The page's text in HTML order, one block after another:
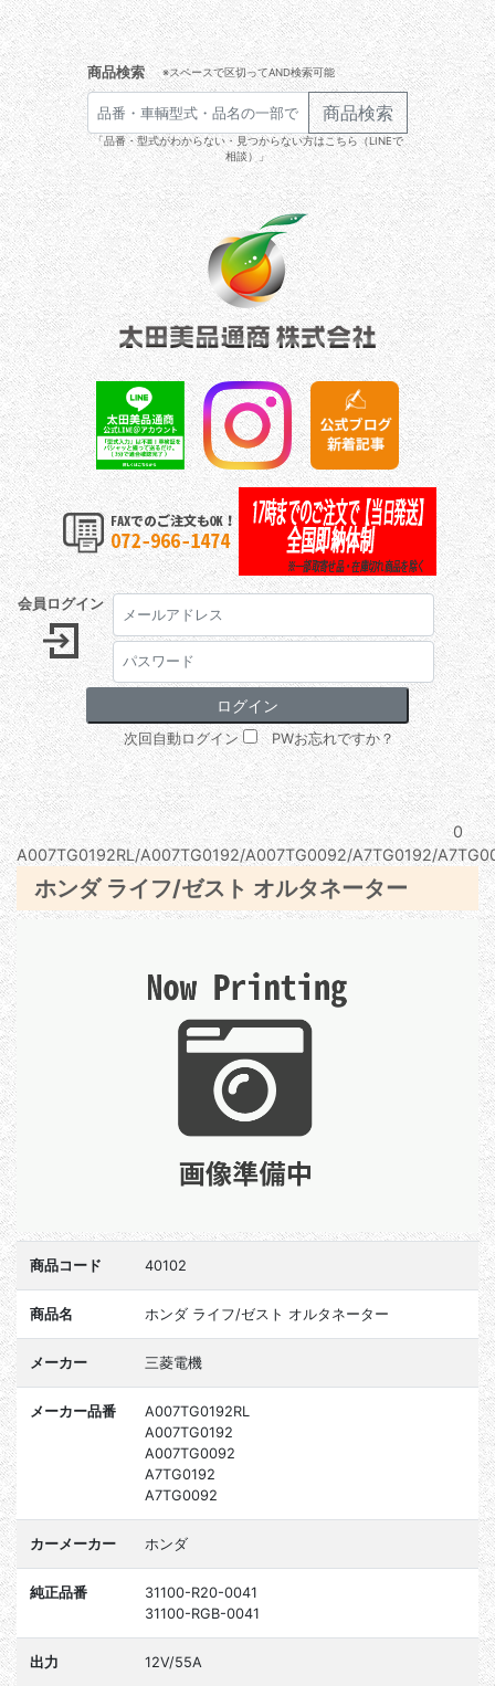
商品検索 ※スペースで区切ってAND検索可能
商品検索
「品番・型式がわからない・見つからない方はこちら（LINEで
相談）」
会員ログイン
次回自動ログイン PWお忘れですか？
0
A007TG0192RL/A007TG0192/A007TG0092/A7TG0192/
ホンダ ライフ/ゼスト オルタネーター
商品コード 40102
商品名 ホンダ ライフ/ゼスト オルタネーター
メーカー 三菱電機
メーカー品番
A007TG0192RL
A007TG0192
A007TG0092
A7TG0192
A7TG0092
カーメーカー ホンダ
純正品番
31100-R20-0041
31100-RGB-0041
出力 12V/55A